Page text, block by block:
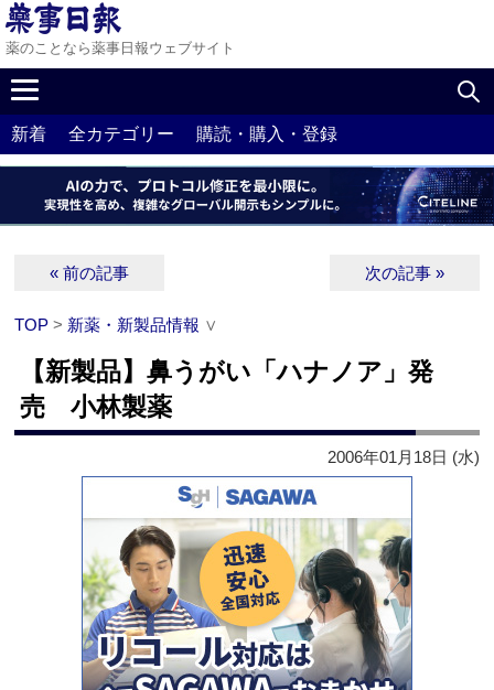
薬のことなら薬事日報ウェブサイト
新着 全カテゴリー 購読・購入・登録
« 前の記事 次の記事 »
TOP > 新薬・新製品情報 ∨
【新製品】鼻うがい「ハナノア」発
売 小林製薬
2006年01月18日 (水)